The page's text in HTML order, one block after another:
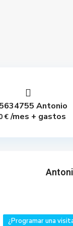
Antonio
€/mes + gastos
¿Programar una